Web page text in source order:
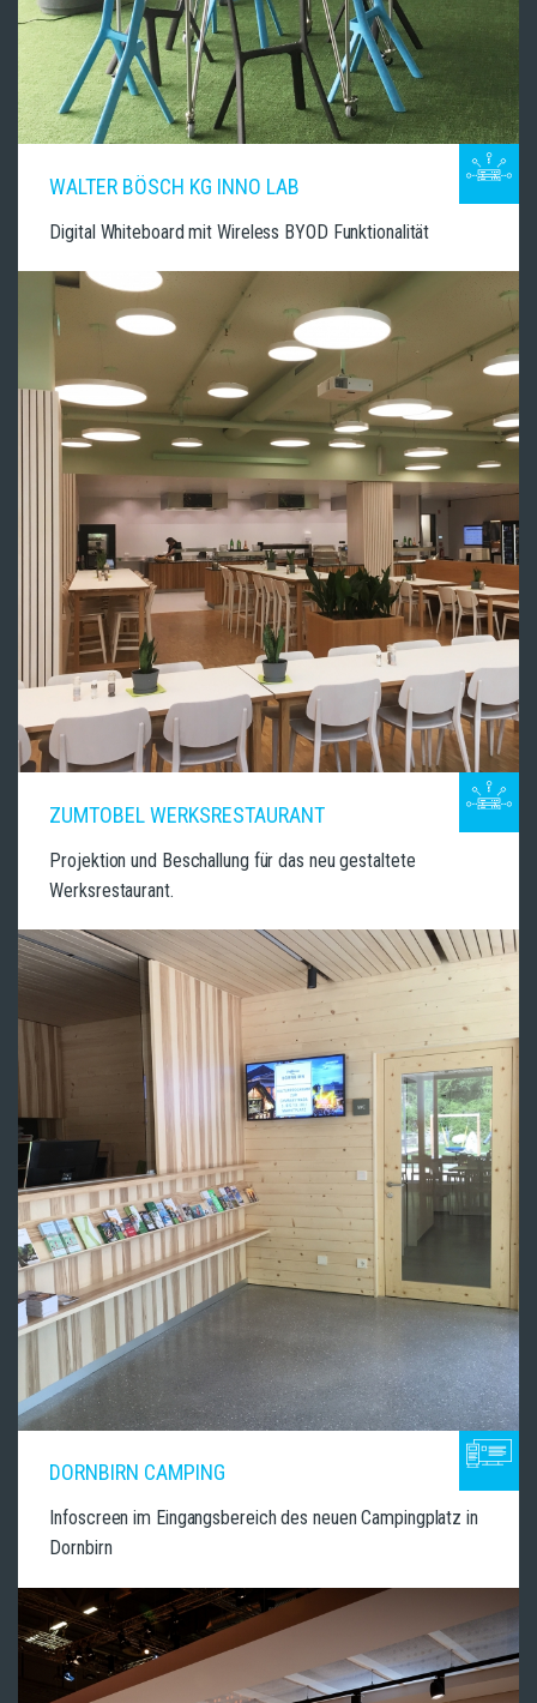
WALTER BÖSCH KG INNO LAB
Digital Whiteboard mit Wireless BYOD Funktionalität
ZUMTOBEL WERKSRESTAURANT
Projektion und Beschallung für das neu gestaltete
Werksrestaurant.
DORNBIRN CAMPING
Infoscreen im Eingangsbereich des neuen Campingplatz in
Dornbirn